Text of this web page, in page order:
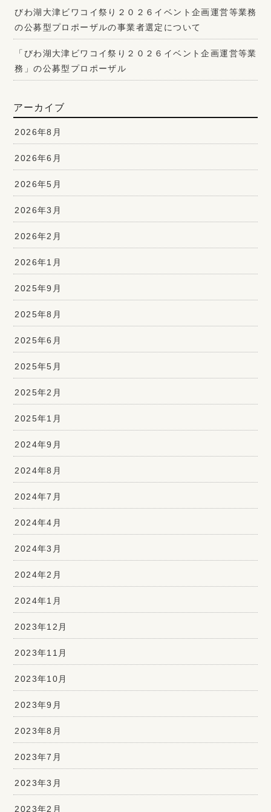
びわ湖大津ビワコイ祭り２０２６イベント企画運営等業務
の公募型プロポーザルの事業者選定について
「びわ湖大津ビワコイ祭り２０２６イベント企画運営等業
務」の公募型プロポーザル
アーカイブ
2026年8月
2026年6月
2026年5月
2026年3月
2026年2月
2026年1月
2025年9月
2025年8月
2025年6月
2025年5月
2025年2月
2025年1月
2024年9月
2024年8月
2024年7月
2024年4月
2024年3月
2024年2月
2024年1月
2023年12月
2023年11月
2023年10月
2023年9月
2023年8月
2023年7月
2023年3月
2023年2月